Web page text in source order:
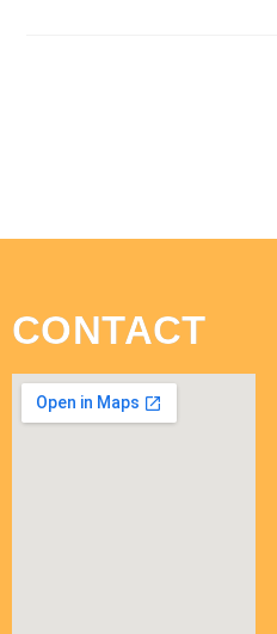
CONTACT